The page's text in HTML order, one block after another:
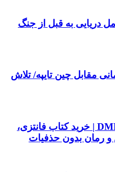
دریایی به قبل از جنگ
مقابل چین تایپه/ تلاش
فروشگاه کتاب DMDBook | خرید کتاب فانتزی،
رمان بدون حذفیات